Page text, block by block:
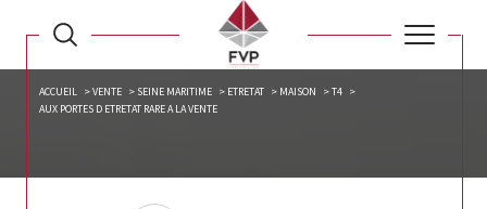
ACCUEIL VENTE SEINE MARITIME ETRETAT MAISON
T4
AUX PORTES D ETRETAT RARE A LA VENTE